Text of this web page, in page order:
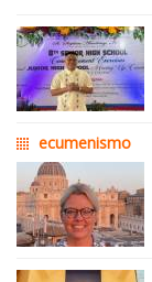
ecumenismo